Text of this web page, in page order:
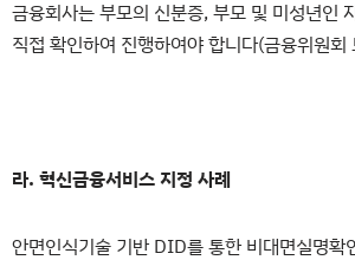
금융회사는 부모의 신분증, 부모 및 미성년인
직접 확인하여 진행하여야 합니다(금융위원
라. 혁신금융서비스 지정 사례
안면인식기술 기반 DID를 통한 비대면실명